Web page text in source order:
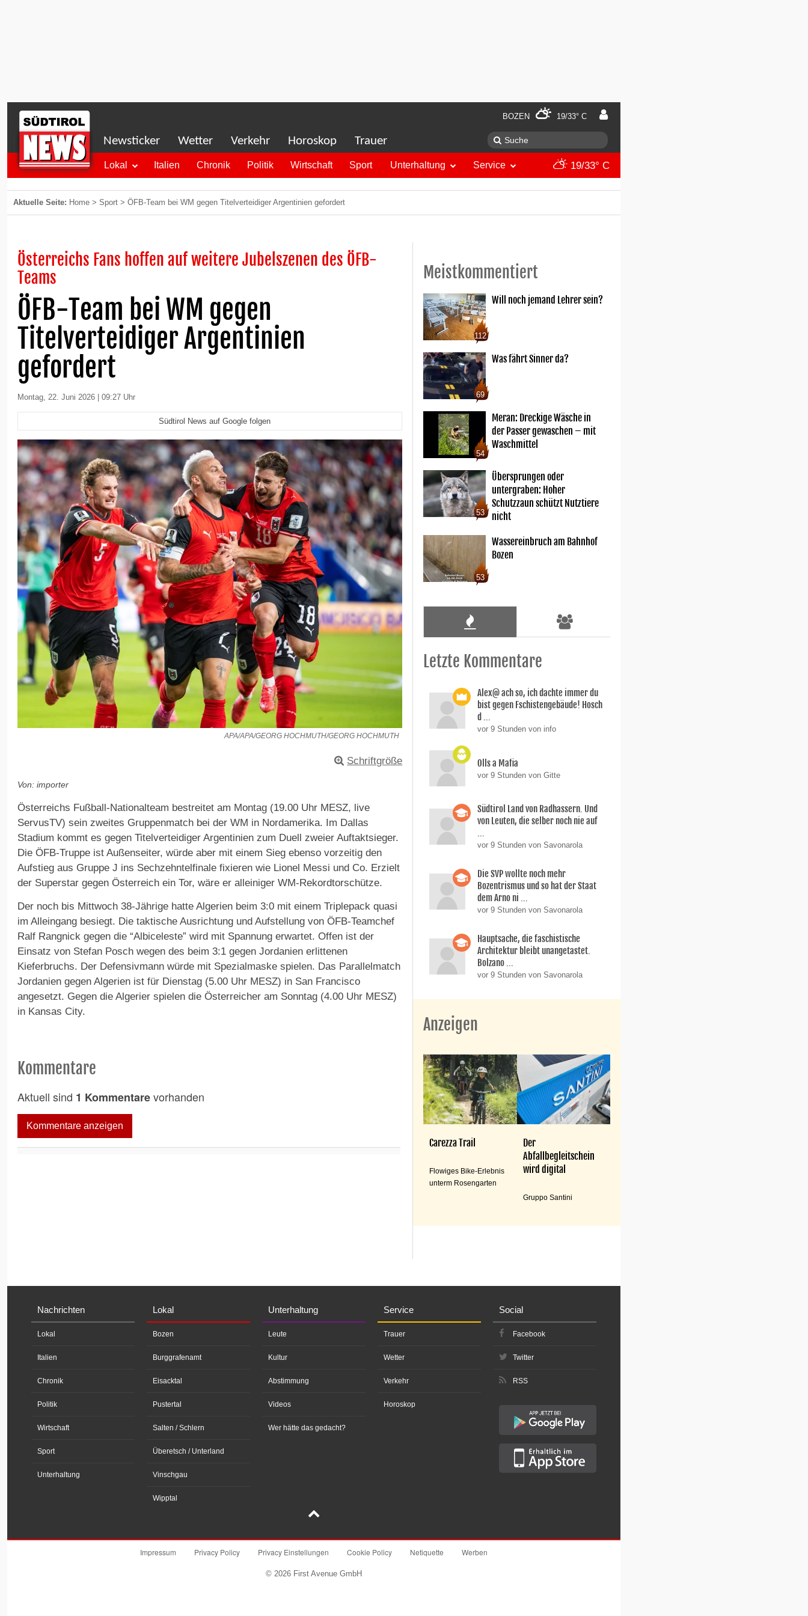
BOZEN 19/33° C
Newsticker Wetter Verkehr Horoskop Trauer
Lokal Italien Chronik Politik Wirtschaft Sport Unterhaltung Service 19/33° C
Aktuelle Seite: Home > Sport > ÖFB-Team bei WM gegen Titelverteidiger Argentinien gefordert
Österreichs Fans hoffen auf weitere Jubelszenen des ÖFB-
Teams
ÖFB-Team bei WM gegen
Titelverteidiger Argentinien
gefordert
Montag, 22. Juni 2026 | 09:27 Uhr
Südtirol News auf Google folgen
APA/APA/GEORG HOCHMUTH/GEORG HOCHMUTH
Schriftgröße
Von: importer
Österreichs Fußball-Nationalteam bestreitet am Montag (19.00 Uhr MESZ, live
ServusTV) sein zweites Gruppenmatch bei der WM in Nordamerika. Im Dallas
Stadium kommt es gegen Titelverteidiger Argentinien zum Duell zweier Auftaktsieger.
Die ÖFB-Truppe ist Außenseiter, würde aber mit einem Sieg ebenso vorzeitig den
Aufstieg aus Gruppe J ins Sechzehntelfinale fixieren wie Lionel Messi und Co. Erzielt
der Superstar gegen Österreich ein Tor, wäre er alleiniger WM-Rekordtorschütze.
Der noch bis Mittwoch 38-Jährige hatte Algerien beim 3:0 mit einem Triplepack quasi
im Alleingang besiegt. Die taktische Ausrichtung und Aufstellung von ÖFB-Teamchef
Ralf Rangnick gegen die “Albiceleste” wird mit Spannung erwartet. Offen ist der
Einsatz von Stefan Posch wegen des beim 3:1 gegen Jordanien erlittenen
Kieferbruchs. Der Defensivmann würde mit Spezialmaske spielen. Das Parallelmatch
Jordanien gegen Algerien ist für Dienstag (5.00 Uhr MESZ) in San Francisco
angesetzt. Gegen die Algerier spielen die Österreicher am Sonntag (4.00 Uhr MESZ)
in Kansas City.
Kommentare
Aktuell sind 1 Kommentarevorhanden
Kommentare anzeigen
Meistkommentiert
112
Will noch jemand Lehrer sein?
69
Was fährt Sinner da?
54
Meran: Dreckige Wäsche in
der Passer gewaschen – mit
Waschmittel
53
Übersprungen oder
untergraben: Hoher
Schutzzaun schützt Nutztiere
nicht
53
Wassereinbruch am Bahnhof
Bozen
Letzte Kommentare
Alex@ ach so, ich dachte immer du
bist gegen Fschistengebäude! Hosch
d ...
vor 9 Stunden von info
Olls a Mafia
vor 9 Stunden von Gitte
Südtirol Land von Radhassern. Und
von Leuten, die selber noch nie auf
...
vor 9 Stunden von Savonarola
Die SVP wollte noch mehr
Bozentrismus und so hat der Staat
dem Arno ni ...
vor 9 Stunden von Savonarola
Hauptsache, die faschistische
Architektur bleibt unangetastet.
Bolzano ...
vor 9 Stunden von Savonarola
Anzeigen
Carezza Trail
Flowiges Bike-Erlebnis
unterm Rosengarten
Der
Abfallbegleitschein
wird digital
Gruppo Santini
Nachrichten
Lokal
Italien
Chronik
Politik
Wirtschaft
Sport
Unterhaltung
Lokal
Bozen
Burggrafenamt
Eisacktal
Pustertal
Salten / Schlern
Überetsch / Unterland
Vinschgau
Wipptal
Unterhaltung
Leute
Kultur
Abstimmung
Videos
Wer hätte das gedacht?
Service
Trauer
Wetter
Verkehr
Horoskop
Social
Facebook
Twitter
RSS
Impressum Privacy Policy Privacy Einstellungen Cookie Policy Netiquette Werben
© 2026 First Avenue GmbH